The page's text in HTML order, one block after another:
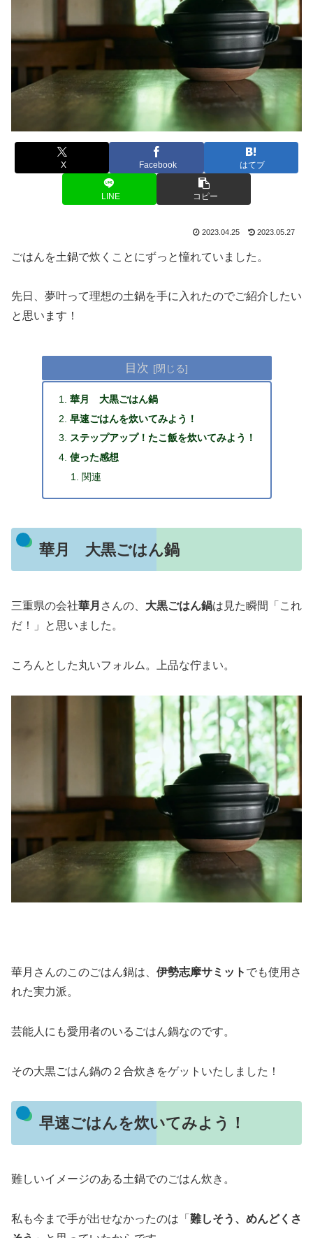
X Facebook はてブ
LINE コピー
2023.04.25 2023.05.27
ごはんを土鍋で炊くことにずっと憧れていました。
先日、夢叶って理想の土鍋を手に入れたのでご紹介したい
と思います！
目次
華月 大黒ごはん鍋
早速ごはんを炊いてみよう！
ステップアップ！たこ飯を炊いてみよう！
使った感想
関連
華月 大黒ごはん鍋
三重県の会社華月 さんの、 大黒ごはん鍋は見た瞬間「これ
だ！」と思いました。
ころんとした丸いフォルム。上品な佇まい。
華月さんのこのごはん鍋は、 伊勢志摩サミット でも使用さ
れた実力派。
芸能人にも愛用者のいるごはん鍋なのです。
その大黒ごはん鍋の２合炊きをゲットいたしました！
早速ごはんを炊いてみよう！
難しいイメージのある土鍋でのごはん炊き。
私も今まで手が出せなかったのは「 難しそう、めんどくさ